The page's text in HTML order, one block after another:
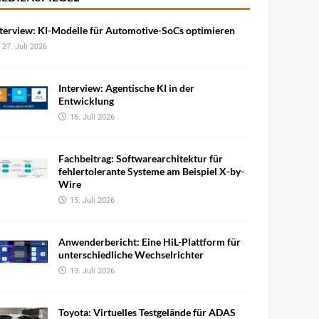
KI-Modelle für Automotive-SoCs optimieren
27. Juli 2026
Interview: Agentische KI in der
Entwicklung
16. Juli 2026
Fachbeitrag: Softwarearchitektur für
fehlertolerante Systeme am Beispiel X-by-
Wire
15. Juli 2026
Anwenderbericht: Eine HiL-Plattform für
unterschiedliche Wechselrichter
13. Juli 2026
Toyota: Virtuelles Testgelände für ADAS